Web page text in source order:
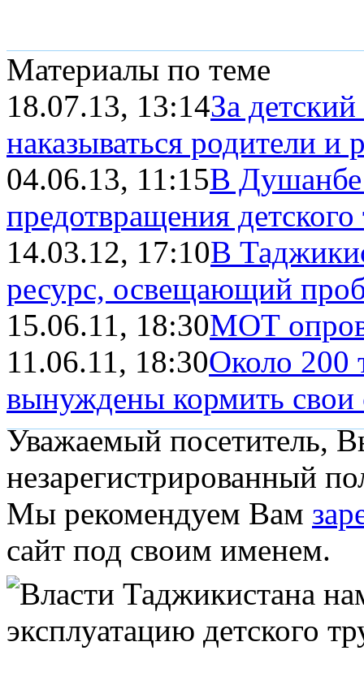
Материалы по теме
18.07.13, 13:14За
наказываться родители и
04.06.13, 11:15В Душанбе
предотвращения детского
14.03.12, 17:10В
ресурс, освещающий
15.06.11, 18:30МОТ
11.06.11, 18:30Около 200
вынуждены кормить свои
Уважаемый посетитель,
незарегистрированный
Мы рекомендуем Вам
сайт под своим именем.